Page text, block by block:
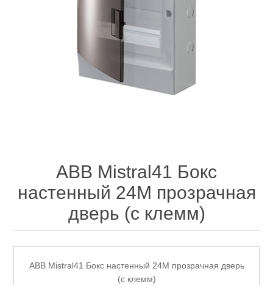
ABB Mistral41 Бокс
настенный 24М прозрачная
дверь (с клемм)
ABB Mistral41 Бокс настенный 24М прозрачная дверь
(с клемм)